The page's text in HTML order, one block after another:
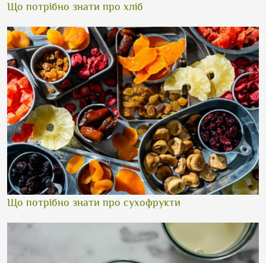
Що потрібно знати про хліб
Що потрібно знати про сухофрукти